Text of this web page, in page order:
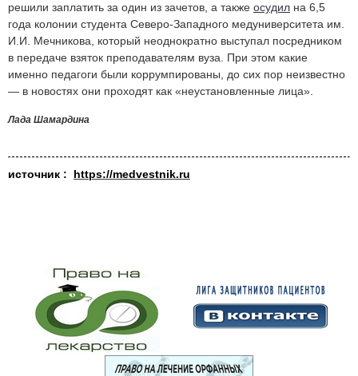
решили заплатить за один из зачетов, а также осудил на 6,5
года колонии студента Северо-Западного медуниверситета им.
И.И. Мечникова, который неоднократно выступал посредником
в передаче взяток преподавателям вуза. При этом какие
именно педагоги были коррумпированы, до сих пор неизвестно
— в новостях они проходят как «неустановленные лица».
Лада Шамардина
источник : https://medvestnik.ru